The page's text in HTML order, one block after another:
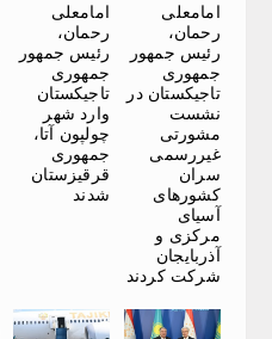
امامعلی
رحمان،
رئیس جمهور
جمهوری
تاجیکستان در
نشست
مشورتی
غیررسمی
سران
کشورهای
آسیای
مرکزی و
آذربایجان
شرکت کردند
امامعلی
رحمان،
رئیس جمهور
جمهوری
تاجیکستان
وارد شهر
چولپون آتا،
جمهوری
قرقیزستان
شدند